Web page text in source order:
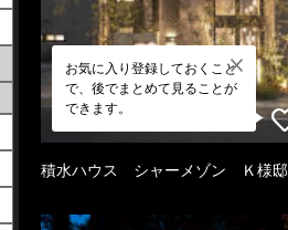
お気に入り登録しておくこと
で、後でまとめて見ることが
できます。
積水ハウス シャーメゾン Ｋ様邸